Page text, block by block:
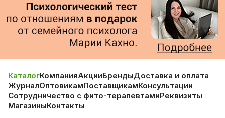
КаталогКомпанияАкцииБрендыДоставка и оплата
ЖурналОптовикамПоставщикамКонсультации
Сотрудничество с фито-терапевтамиРеквизиты
МагазиныКонтакты